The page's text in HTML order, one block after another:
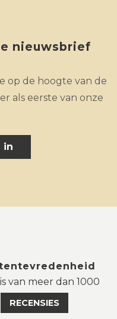
nieuwsbrief
op de hoogte van de
als eerste van onze
in
van meer dan 1000
RECENSIES